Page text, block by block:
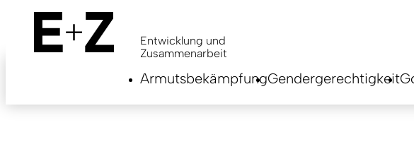
content
Entwicklung und
Zusammenarbeit
ArmutsbekämpfungGendergerechtigkeit